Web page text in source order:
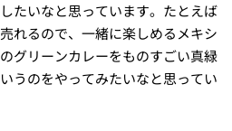
たいなと思っています。たとえば
れるので、一緒に楽しめるメキシ
グリーンカレーをものすごい真緑
うのをやってみたいなと思ってい